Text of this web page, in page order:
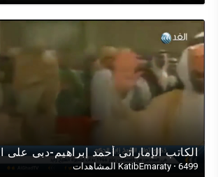
KatibEmaraty·6499 المشاهدات